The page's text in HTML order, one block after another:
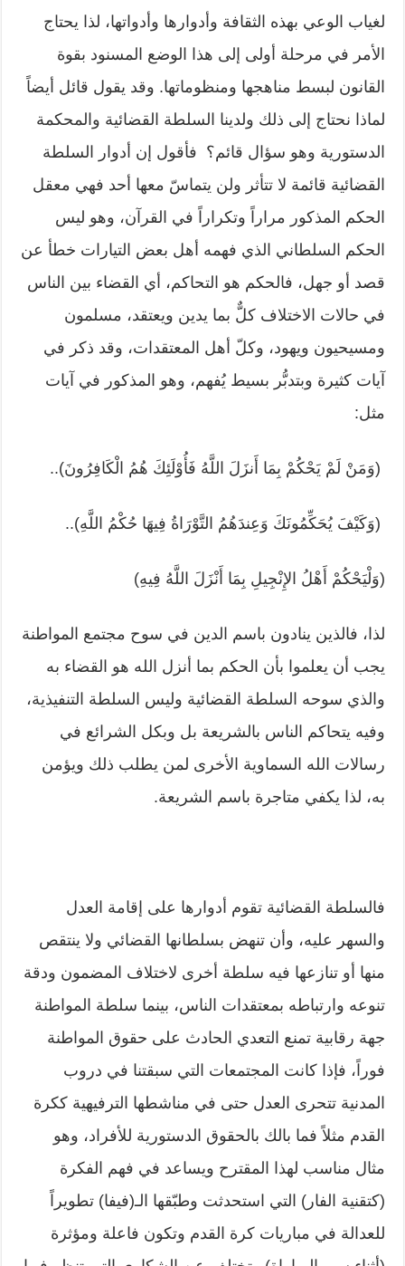
لغياب الوعي بهذه الثقافة وأدوارها وأدواتها، لذا يحتاج
الأمر في مرحلة أولى إلى هذا الوضع المسنود بقوة
القانون لبسط مناهجها ومنظوماتها. وقد يقول قائل أيضاً
لماذا نحتاج إلى ذلك ولدينا السلطة القضائية والمحكمة
الدستورية وهو سؤال قائم؟ فأقول إن أدوار السلطة
القضائية قائمة لا تتأثر ولن يتماسّ معها أحد فهي معقل
الحكم المذكور مراراً وتكراراً في القرآن، وهو ليس
الحكم السلطاني الذي فهمه أهل بعض التيارات خطأ عن
قصد أو جهل، فالحكم هو التحاكم، أي القضاء بين الناس
في حالات الاختلاف كلٌّ بما يدين ويعتقد، مسلمون
ومسيحيون ويهود، وكلّ أهل المعتقدات، وقد ذكر في
آيات كثيرة وبتدبُّر بسيط يُفهم، وهو المذكور في آيات
مثل:
(وَمَنْ لَمْ يَحْكُمْ بِمَا أَنزَلَ اللَّهُ فَأُوْلَئِكَ هُمُ الْكَافِرُونَ)..
(وَكَيْفَ يُحَكِّمُونَكَ وَعِندَهُمُ التَّوْرَاةُ فِيهَا حُكْمُ اللَّهِ)..
(وَلْيَحْكُمْ أَهْلُ الإِنْجِيلِ بِمَا أَنْزَلَ اللَّهُ فِيهِ)
لذا، فالذين ينادون باسم الدين في سوح مجتمع المواطنة
يجب أن يعلموا بأن الحكم بما أنزل الله هو القضاء به
والذي سوحه السلطة القضائية وليس السلطة التنفيذية،
وفيه يتحاكم الناس بالشريعة بل وبكل الشرائع في
رسالات الله السماوية الأخرى لمن يطلب ذلك ويؤمن
به، لذا يكفي متاجرة باسم الشريعة.
فالسلطة القضائية تقوم أدوارها على إقامة العدل
والسهر عليه، وأن تنهض بسلطانها القضائي ولا ينتقص
منها أو تنازعها فيه سلطة أخرى لاختلاف المضمون ودقة
تنوعه وارتباطه بمعتقدات الناس، بينما سلطة المواطنة
جهة رقابية تمنع التعدي الحادث على حقوق المواطنة
فوراً، فإذا كانت المجتمعات التي سبقتنا في دروب
المدنية تتحرى العدل حتى في مناشطها الترفيهية ككرة
القدم مثلاً فما بالك بالحقوق الدستورية للأفراد، وهو
مثال مناسب لهذا المقترح ويساعد في فهم الفكرة
(كتقنية الفار) التي استحدثت وطبّقها الـ(فيفا) تطويراً
للعدالة في مباريات كرة القدم وتكون فاعلة ومؤثرة